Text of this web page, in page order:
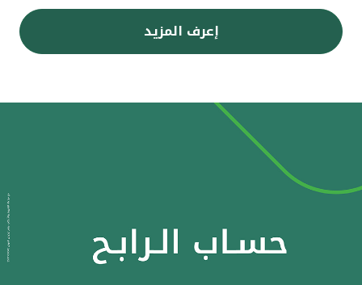
إعرف المزيد